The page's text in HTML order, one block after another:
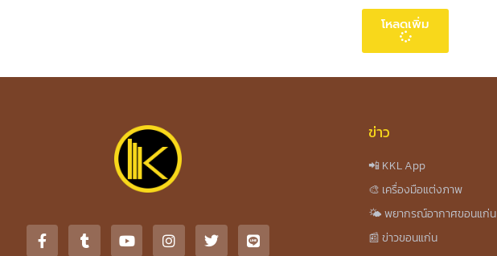
โหลดเพิ่ม
ข่าว
📲 KKL App
🎨 เครื่องมือแต่งภาพ
🌤️ พยากรณ์อากาศขอนแก่น
📰 ข่าวขอนแก่น